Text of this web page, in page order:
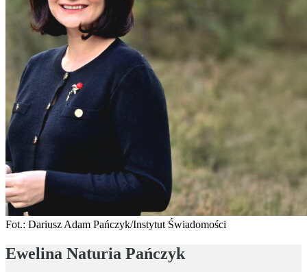
Fot.: Dariusz Adam Pańczyk/Instytut Świadomości
Ewelina Naturia Pańczyk